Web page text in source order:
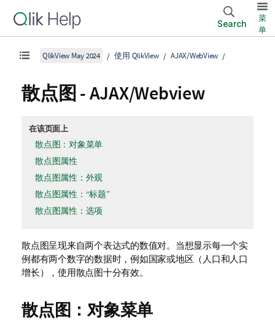
Search
菜
单
QlikView May 2024 使用 QlikView AJAX/WebView
散点图 - AJAX/Webview
在该页面上
散点图：对象菜单
散点图属性
散点图属性：外观
散点图属性：“标题”
散点图属性：选项
散点图呈现来自两个表达式的数值对。当想显示每一个实
例都有两个数字的数据时，例如国家或地区（人口和人口
增长），使用散点图十分有效。
散点图：对象菜单